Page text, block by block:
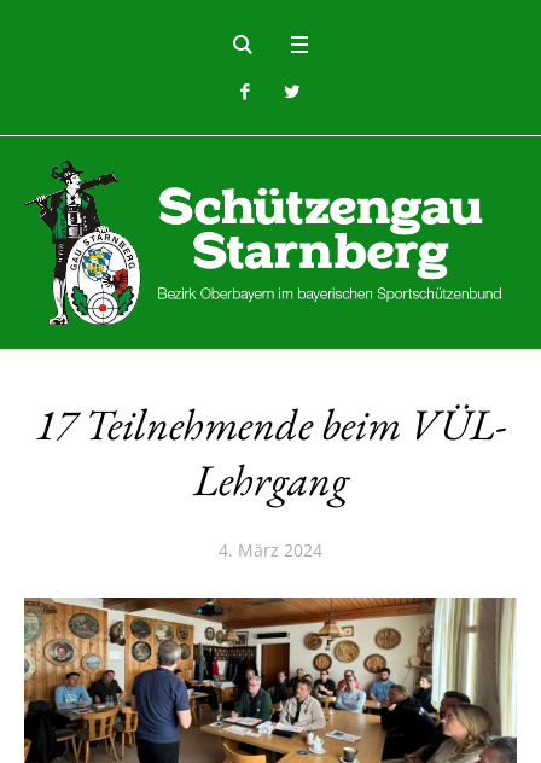
17 Teilnehmende beim VÜL-
Lehrgang
4. März 2024